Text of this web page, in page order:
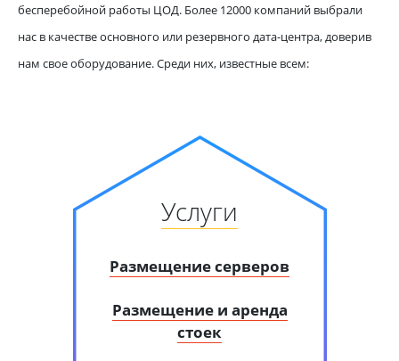
бесперебойной работы ЦОД. Более 12000 компаний выбрали
нас в качестве основного или резервного дата-центра, доверив
нам свое оборудование. Среди них, известные всем:
Услуги
Размещение серверов
Размещение и аренда
стоек